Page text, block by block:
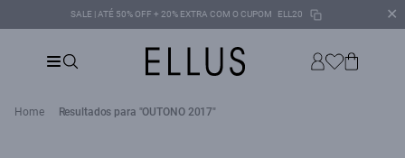
SALE | ATÉ 50% OFF + 20% EXTRA COM O CUPOM ELL20 ✕
Home Resultados para "OUTONO 2017"